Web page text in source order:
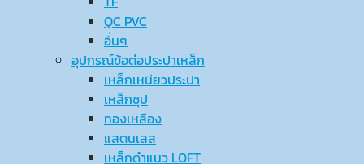
QC PVC
อื่นๆ
อุปกรณ์ข้อต่อประปาเหล็ก
เหล็กเหนียวประปา
เหล็กชุป
ทองเหลือง
แสตนเลส
เหล็กดำแนว LOFT